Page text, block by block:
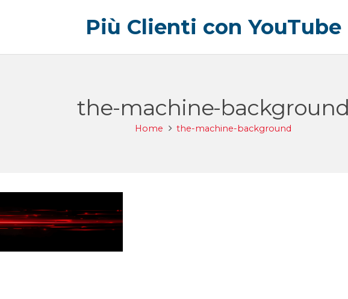
Più Clienti con YouTube
the-machine-
Home the-machine-background